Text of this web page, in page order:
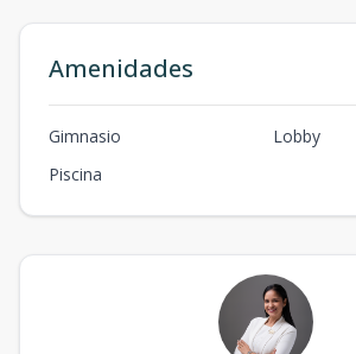
1 11 81m2
Amenidades
Gimnasio
Lobby
Piscina